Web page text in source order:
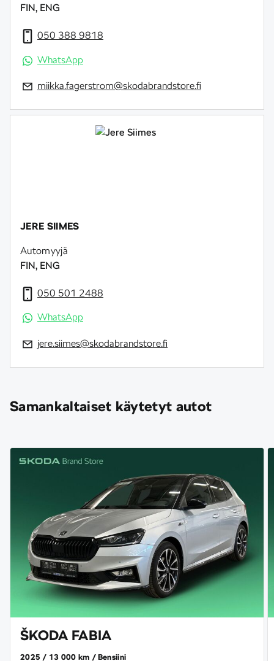
FIN, ENG
050 388 9818
WhatsApp
miikka.fagerstrom@skodabrandstore.fi
JERE SIIMES
Automyyjä
FIN, ENG
050 501 2488
WhatsApp
jere.siimes@skodabrandstore.fi
Samankaltaiset käytetyt autot
ŠKODA FABIA
2025 13 000 km Bensiini